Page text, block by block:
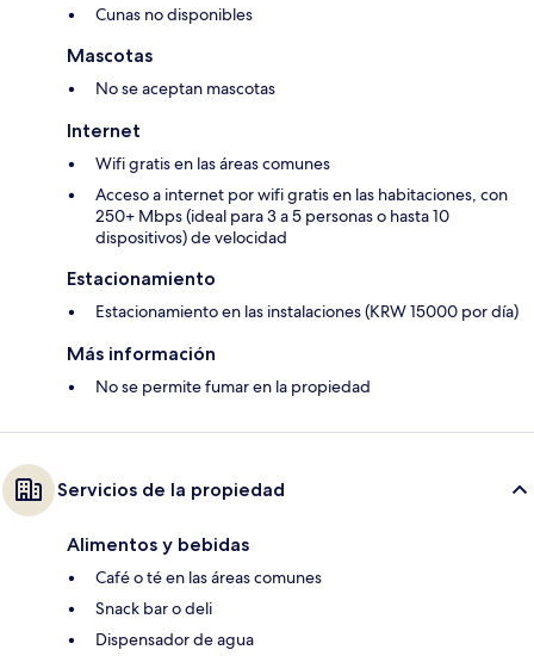
Cunas no disponibles
Mascotas
No se aceptan mascotas
Internet
Wifi gratis en las áreas comunes
Acceso a internet por wifi gratis en las habitaciones, con
250+ Mbps (ideal para 3 a 5 personas o hasta 10
dispositivos) de velocidad
Estacionamiento
Estacionamiento en las instalaciones (KRW 15000 por día)
Más información
No se permite fumar en la propiedad
Servicios de la propiedad
Alimentos y bebidas
Café o té en las áreas comunes
Snack bar o deli
Dispensador de agua